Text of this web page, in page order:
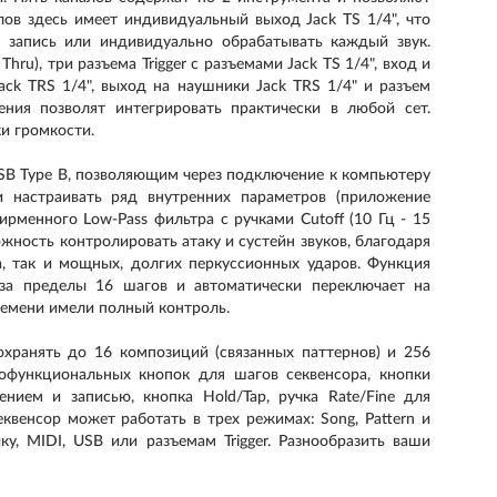
здесь имеет индивидуальный выход Jack TS 1/4", что
или индивидуально обрабатывать каждый звук.
три разъема Trigger с разъемами Jack TS 1/4", вход и
TRS 1/4", выход на наушники Jack TRS 1/4" и разъем
позволят интегрировать практически в любой сет.
громкости.
Type B, позволяющим через подключение к компьютеру
ряд внутренних параметров (приложение
Low-Pass фильтра с ручками Cutoff (10 Гц - 15
контролировать атаку и сустейн звуков, благодаря
так и мощных, долгих перкуссионных ударов. Функция
пределы 16 шагов и автоматически переключает на
имели полный контроль.
до 16 композиций (связанных паттернов) и 256
кнопок для шагов секвенсора, кнопки
и записью, кнопка Hold/Tap, ручка Rate/Fine для
может работать в трех режимах: Song, Pattern и
MIDI, USB или разъемам Trigger. Разнообразить ваши